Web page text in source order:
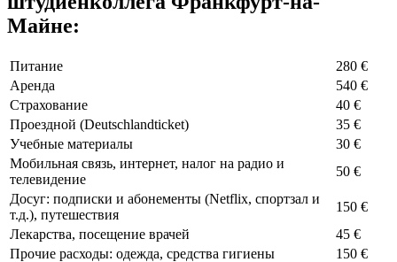
Майне:
Питание
280 €
Аренда
540 €
Страхование
40 €
Проездной (Deutschlandticket)
35 €
Учебные материалы
30 €
Мобильная связь, интернет, налог на радио и
телевидение
50 €
Досуг: подписки и абонементы (Netflix, спортзал и
т.д.), путешествия
150 €
Лекарства, посещение врачей
45 €
Прочие расходы: одежда, средства гигиены
150 €